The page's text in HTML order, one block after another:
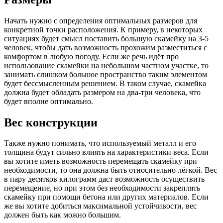
Начать нужно с определения оптимальных размеров для
конкретной точки расположения. К примеру, в некоторых
ситуациях будет смысл поставить большую скамейку на 3-5
человек, чтобы дать возможность прохожим разместиться с
комфортом в любую погоду. Если же речь идёт про
использование скамейки на небольшом частном участке, то
занимать слишком большое пространство таким элементом
будет бессмысленным решением. В таком случае, скамейка
должна будет обладать размером на два-три человека, что
будет вполне оптимально.
Вес конструкции
Также нужно понимать, что используемый металл и его
толщина будут сильно влиять на характеристики веса. Если
вы хотите иметь возможность перемещать скамейку при
необходимости, то она должна быть относительно лёгкой. Вес
в пару десятков килограмм даст возможность осуществить
перемещение, но при этом без необходимости закреплять
скамейку при помощи бетона или других материалов. Если
же вы хотите добиться максимальной устойчивости, вес
должен быть как можно большим.